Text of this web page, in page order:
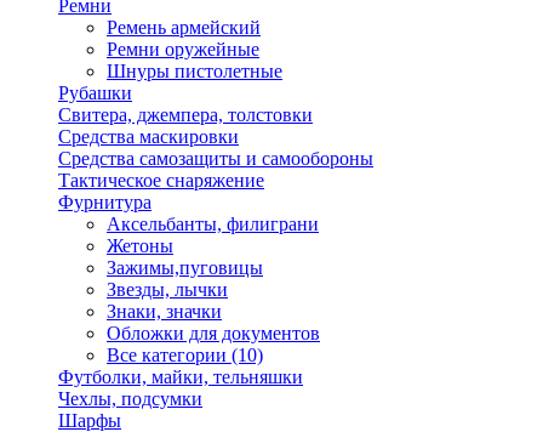
Ремни
Ремень армейский
Ремни оружейные
Шнуры пистолетные
Рубашки
Свитера, джемпера, толстовки
Средства маскировки
Средства самозащиты и самообороны
Тактическое снаряжение
Фурнитура
Аксельбанты, филиграни
Жетоны
Зажимы,пуговицы
Звезды, лычки
Знаки, значки
Обложки для документов
Все категории (10)
Футболки, майки, тельняшки
Чехлы, подсумки
Шарфы